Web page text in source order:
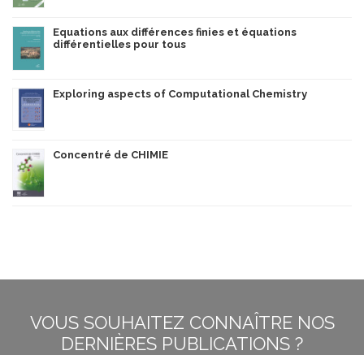
Equations aux différences finies et équations
différentielles pour tous
Exploring aspects of Computational Chemistry
Concentré de CHIMIE
VOUS SOUHAITEZ CONNAÎTRE NOS
DERNIÈRES PUBLICATIONS ?